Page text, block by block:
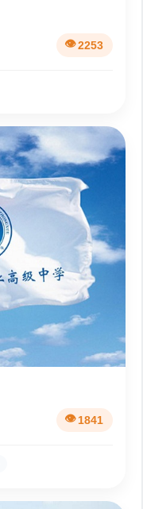
2253
1841